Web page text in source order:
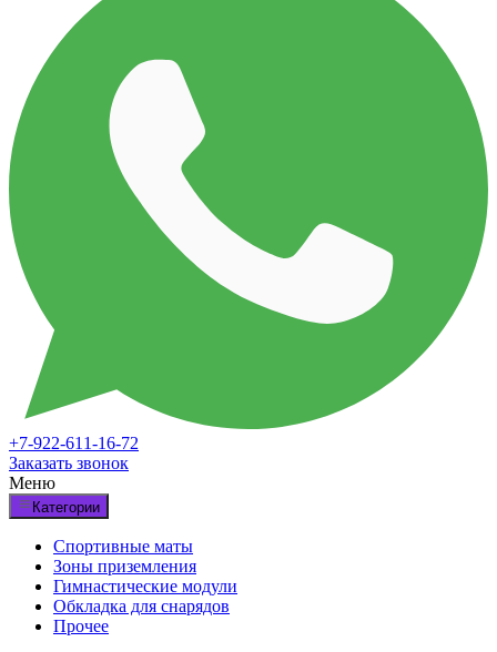
+7-922-611-16-72
Заказать звонок
Меню
Категории
Спортивные маты
Зоны приземления
Гимнастические модули
Обкладка для снарядов
Прочее